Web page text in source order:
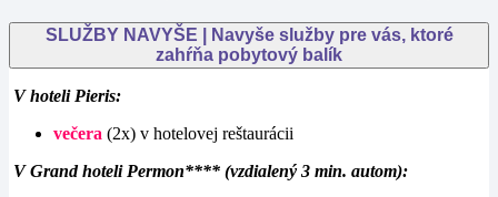
SLUŽBY NAVYŠE | Navyše služby pre vás, ktoré
zahŕňa pobytový balík
V hoteli Pieris:
večera (2x) v hotelovej reštaurácii
V Grand hoteli Permon**** (vzdialený 3 min. autom):